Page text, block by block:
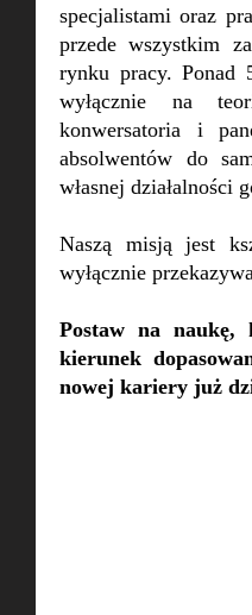
specjalistami oraz
przede wszystkim
rynku pracy. Ponad
wyłącznie na
konwersatoria i
absolwentów do
własnej działalności
Naszą misją jest
wyłącznie
Postaw na naukę,
kierunek
nowej kariery już